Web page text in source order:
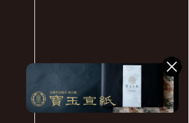
MYPAGE
マイページ